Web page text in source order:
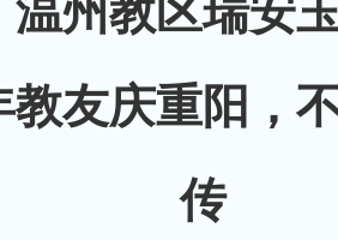
温州教区瑞安
教友庆重阳，
传